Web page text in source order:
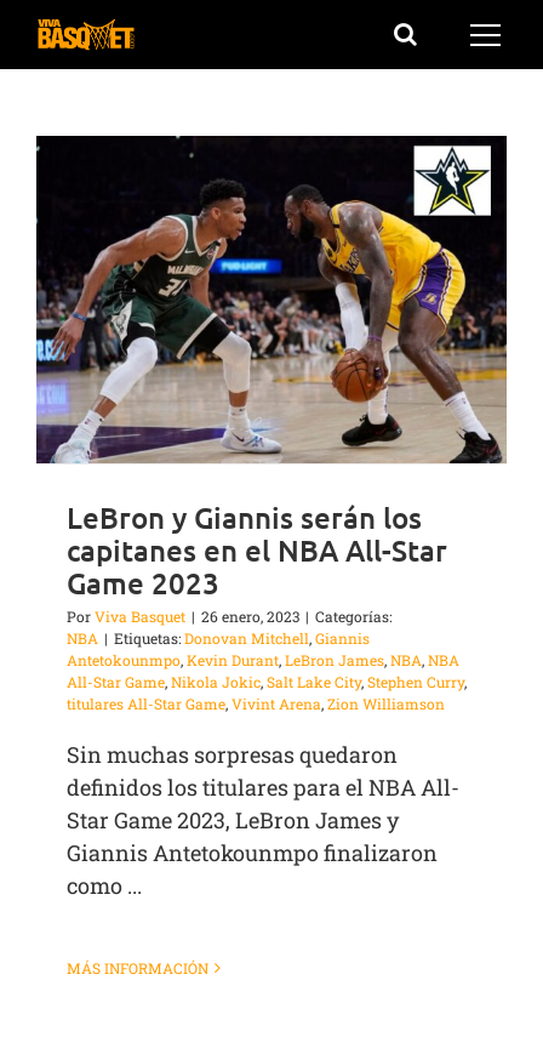
Saltar
LeBron y Giannis serán los
capitanes en el NBA All-Star
Game 2023
PorViva Basquet | 26 enero, 2023 | Categorías:
NBA | Etiquetas:Donovan Mitchell,Giannis
Antetokounmpo,Kevin Durant,LeBron James,NBA,NBA
All-Star Game,Nikola Jokic,Salt Lake City,Stephen Curry,
titulares All-Star Game,Vivint Arena,Zion Williamson
Sin muchas sorpresas quedaron
definidos los titulares para el NBA All-
Star Game 2023, LeBron James y
Giannis Antetokounmpo finalizaron
como ...
MÁS INFORMACIÓN